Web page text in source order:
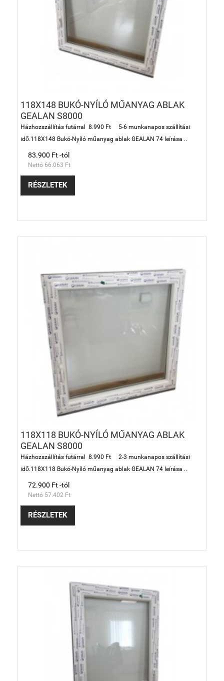
118X148 BUKÓ-NYÍLÓ MŰANYAG ABLAK
GEALAN S8000
Házhozszállítás futárral 8.990 Ft 5-6 munkanapos szállítási
idő.118X148 Bukó-Nyíló műanyag ablak GEALAN 74 leírása ..
83.900 Ft -tól
Nettó 66.063 Ft
RÉSZLETEK
118X118 BUKÓ-NYÍLÓ MŰANYAG ABLAK
GEALAN S8000
Házhozszállítás futárral 8.990 Ft 2-3 munkanapos szállítási
idő.118X118 Bukó-Nyíló műanyag ablak GEALAN 74 leírása ..
72.900 Ft -tól
Nettó 57.402 Ft
RÉSZLETEK